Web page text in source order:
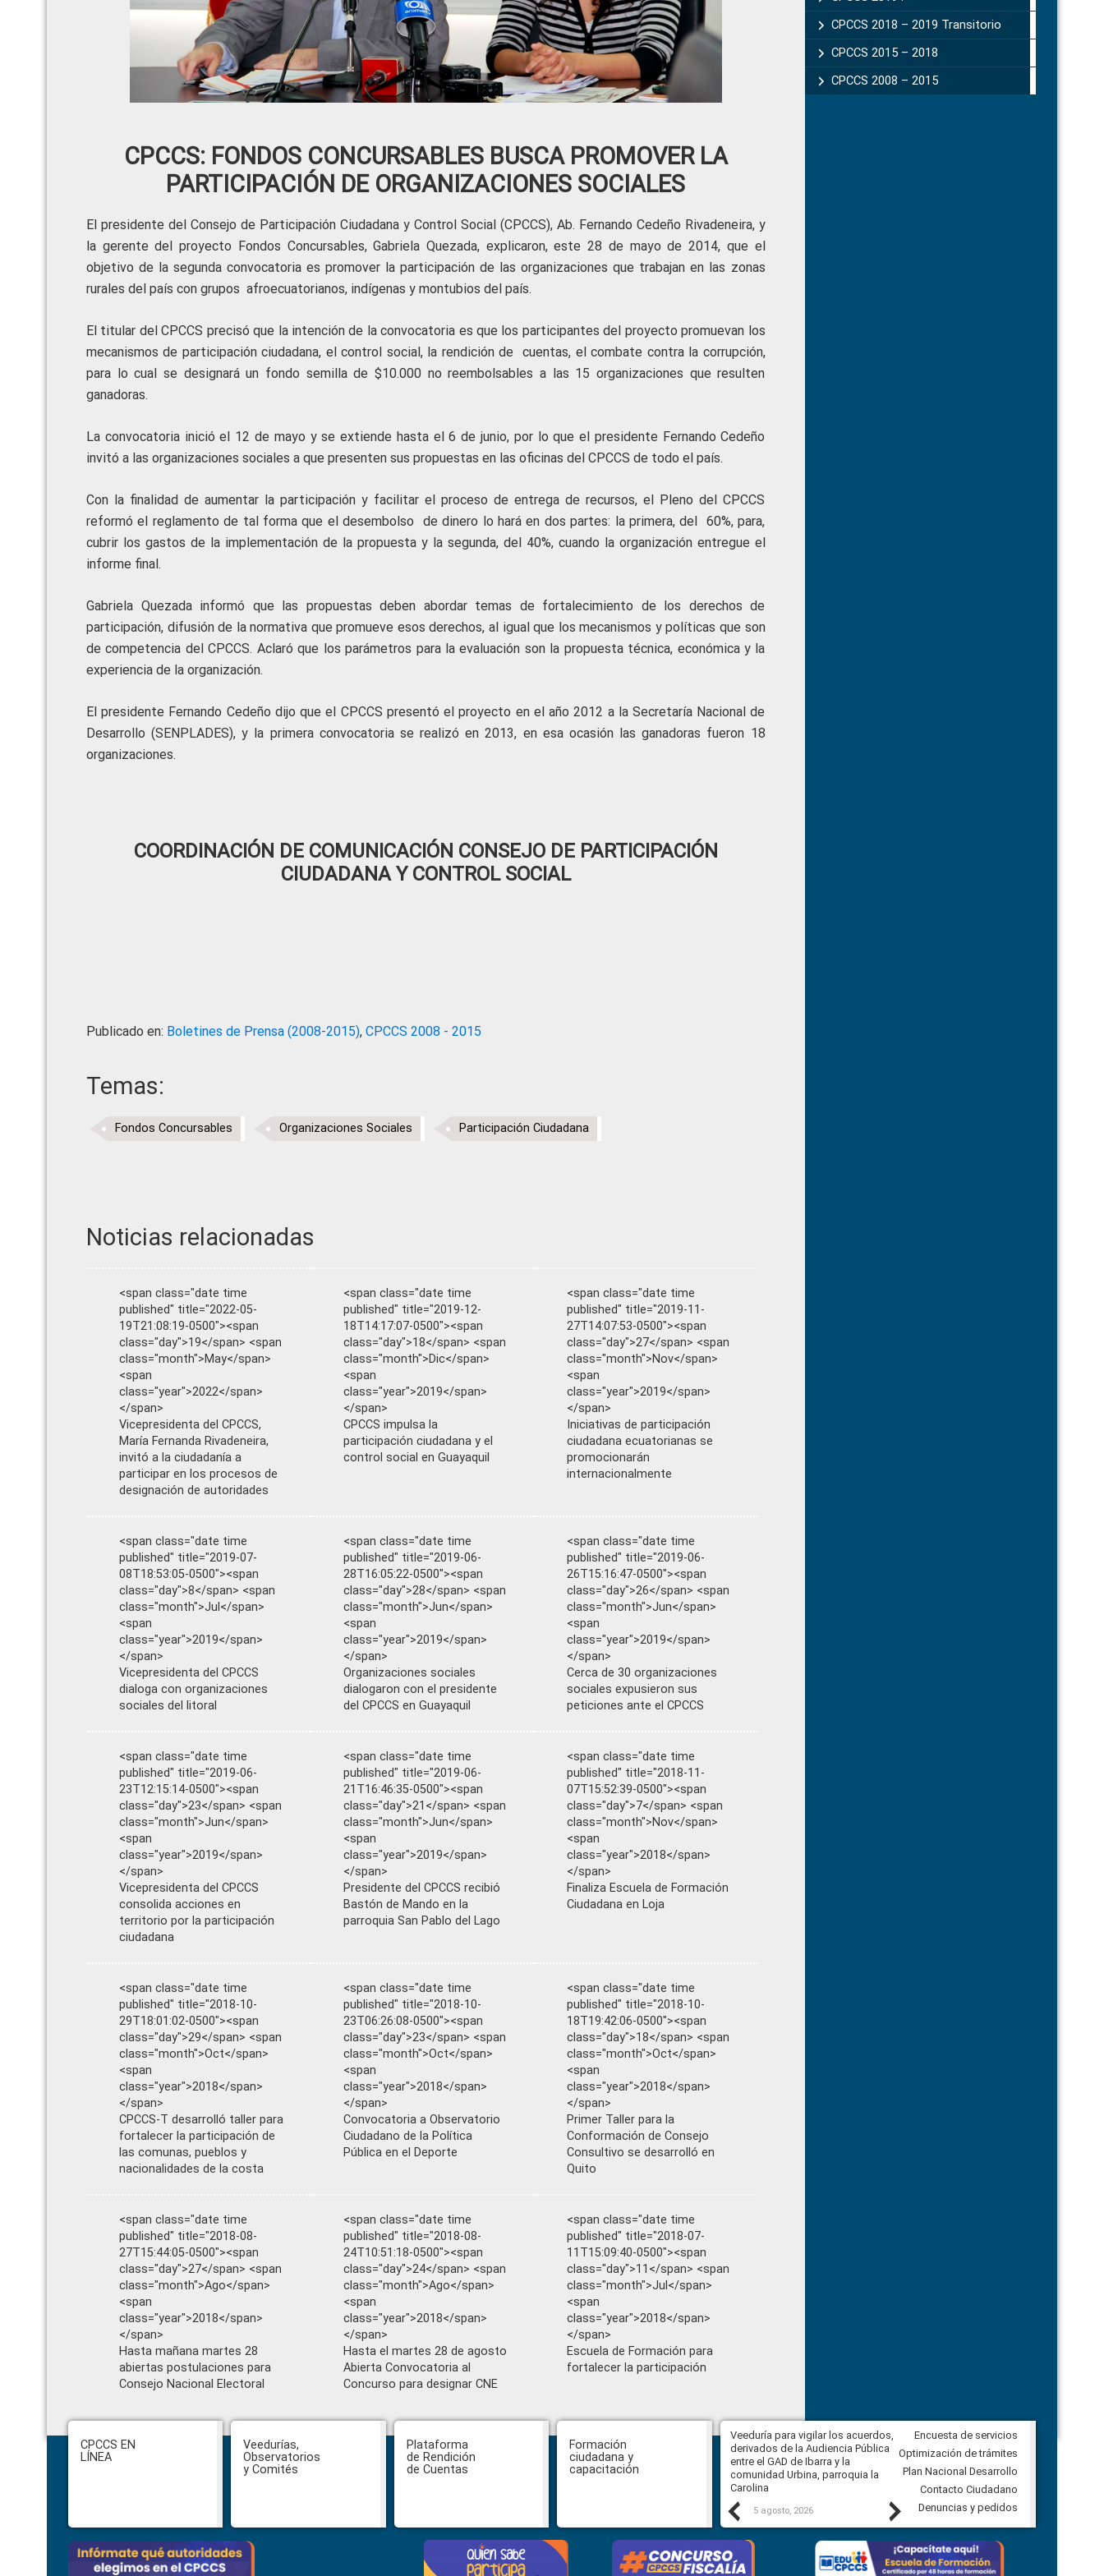
CPCCS: FONDOS CONCURSABLES BUSCA PROMOVER LA
PARTICIPACIÓN DE ORGANIZACIONES SOCIALES
El presidente del Consejo de Participación Ciudadana y Control Social (CPCCS), Ab. Fernando Cedeño Rivadeneira, y
la gerente del proyecto Fondos Concursables, Gabriela Quezada, explicaron, este 28 de mayo de 2014, que el
objetivo de la segunda convocatoria es promover la participación de las organizaciones que trabajan en las zonas
rurales del país con grupos afroecuatorianos, indígenas y montubios del país.
El titular del CPCCS precisó que la intención de la convocatoria es que los participantes del proyecto promuevan los
mecanismos de participación ciudadana, el control social, la rendición de cuentas, el combate contra la corrupción,
para lo cual se designará un fondo semilla de $10.000 no reembolsables a las 15 organizaciones que resulten
ganadoras.
La convocatoria inició el 12 de mayo y se extiende hasta el 6 de junio, por lo que el presidente Fernando Cedeño
invitó a las organizaciones sociales a que presenten sus propuestas en las oficinas del CPCCS de todo el país.
Con la finalidad de aumentar la participación y facilitar el proceso de entrega de recursos, el Pleno del CPCCS
reformó el reglamento de tal forma que el desembolso de dinero lo hará en dos partes: la primera, del 60%, para,
cubrir los gastos de la implementación de la propuesta y la segunda, del 40%, cuando la organización entregue el
informe final.
Gabriela Quezada informó que las propuestas deben abordar temas de fortalecimiento de los derechos de
participación, difusión de la normativa que promueve esos derechos, al igual que los mecanismos y políticas que son
de competencia del CPCCS. Aclaró que los parámetros para la evaluación son la propuesta técnica, económica y la
experiencia de la organización.
El presidente Fernando Cedeño dijo que el CPCCS presentó el proyecto en el año 2012 a la Secretaría Nacional de
Desarrollo (SENPLADES), y la primera convocatoria se realizó en 2013, en esa ocasión las ganadoras fueron 18
organizaciones.
COORDINACIÓN DE COMUNICACIÓN CONSEJO DE PARTICIPACIÓN
CIUDADANA Y CONTROL SOCIAL
Publicado en: Boletines de Prensa (2008-2015), CPCCS 2008 - 2015
Temas:
Fondos Concursables Organizaciones Sociales Participación Ciudadana
Noticias relacionadas
<span class="date time
published" title="2022-05-
19T21:08:19-0500"><span
class="day">19</span> <span
class="month">May</span>
<span
class="year">2022</span>
</span>
Vicepresidenta del CPCCS,
María Fernanda Rivadeneira,
invitó a la ciudadanía a
participar en los procesos de
designación de autoridades
<span class="date time
published" title="2019-12-
18T14:17:07-0500"><span
class="day">18</span> <span
class="month">Dic</span>
<span
class="year">2019</span>
</span>
CPCCS impulsa la
participación ciudadana y el
control social en Guayaquil
<span class="date time
published" title="2019-11-
27T14:07:53-0500"><span
class="day">27</span> <span
class="month">Nov</span>
<span
class="year">2019</span>
</span>
Iniciativas de participación
ciudadana ecuatorianas se
promocionarán
internacionalmente
<span class="date time
published" title="2019-07-
08T18:53:05-0500"><span
class="day">8</span> <span
class="month">Jul</span>
<span
class="year">2019</span>
</span>
Vicepresidenta del CPCCS
dialoga con organizaciones
sociales del litoral
<span class="date time
published" title="2019-06-
28T16:05:22-0500"><span
class="day">28</span> <span
class="month">Jun</span>
<span
class="year">2019</span>
</span>
Organizaciones sociales
dialogaron con el presidente
del CPCCS en Guayaquil
<span class="date time
published" title="2019-06-
26T15:16:47-0500"><span
class="day">26</span> <span
class="month">Jun</span>
<span
class="year">2019</span>
</span>
Cerca de 30 organizaciones
sociales expusieron sus
peticiones ante el CPCCS
<span class="date time
published" title="2019-06-
23T12:15:14-0500"><span
class="day">23</span> <span
class="month">Jun</span>
<span
class="year">2019</span>
</span>
Vicepresidenta del CPCCS
consolida acciones en
territorio por la participación
ciudadana
<span class="date time
published" title="2019-06-
21T16:46:35-0500"><span
class="day">21</span> <span
class="month">Jun</span>
<span
class="year">2019</span>
</span>
Presidente del CPCCS recibió
Bastón de Mando en la
parroquia San Pablo del Lago
<span class="date time
published" title="2018-11-
07T15:52:39-0500"><span
class="day">7</span> <span
class="month">Nov</span>
<span
class="year">2018</span>
</span>
Finaliza Escuela de Formación
Ciudadana en Loja
<span class="date time
published" title="2018-10-
29T18:01:02-0500"><span
class="day">29</span> <span
class="month">Oct</span>
<span
class="year">2018</span>
</span>
CPCCS-T desarrolló taller para
fortalecer la participación de
las comunas, pueblos y
nacionalidades de la costa
<span class="date time
published" title="2018-10-
23T06:26:08-0500"><span
class="day">23</span> <span
class="month">Oct</span>
<span
class="year">2018</span>
</span>
Convocatoria a Observatorio
Ciudadano de la Política
Pública en el Deporte
<span class="date time
published" title="2018-10-
18T19:42:06-0500"><span
class="day">18</span> <span
class="month">Oct</span>
<span
class="year">2018</span>
</span>
Primer Taller para la
Conformación de Consejo
Consultivo se desarrolló en
Quito
<span class="date time
published" title="2018-08-
27T15:44:05-0500"><span
class="day">27</span> <span
class="month">Ago</span>
<span
class="year">2018</span>
</span>
Hasta mañana martes 28
abiertas postulaciones para
Consejo Nacional Electoral
<span class="date time
published" title="2018-08-
24T10:51:18-0500"><span
class="day">24</span> <span
class="month">Ago</span>
<span
class="year">2018</span>
</span>
Hasta el martes 28 de agosto
Abierta Convocatoria al
Concurso para designar CNE
<span class="date time
published" title="2018-07-
11T15:09:40-0500"><span
class="day">11</span> <span
class="month">Jul</span>
<span
class="year">2018</span>
</span>
Escuela de Formación para
fortalecer la participación
CPCCS 2018 – 2019 Transitorio
CPCCS 2015 – 2018
CPCCS 2008 – 2015
Footer
CPCCS EN
LÍNEA
Veedurías,
Observatorios
y Comités
Plataforma
de Rendición
de Cuentas
Formación
ciudadana y
capacitación
Previous
Abiertas impugnaciones a los
delegados de la Función Judicial a
la Comisión Ciudadana de
Selección para la designación de
Veeduría para vigilar los acuerdos,
derivados de la Audiencia Pública
entre el GAD de Ibarra y la
comunidad Urbina, parroquia la
Carolina
5 agosto, 2026
CPCCS convoca a Veeduría
Ciudadana para vigilar el concurso
5 agosto, 2026
Next
Encuesta de servicios
Optimización de trámites
Plan Nacional Desarrollo
Contacto Ciudadano
Denuncias y pedidos